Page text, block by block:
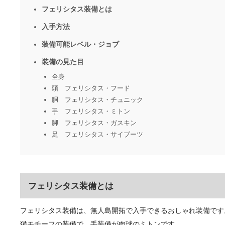
フェリシタス装備とは
入手方法
装備可能レベル・ジョブ
装備の見た目
全身
頭 フェリシタス・フード
胴 フェリシタス・チュニック
手 フェリシタス・ミトン
脚 フェリシタス・ガスキン
足 フェリシタス・サイブーツ
フェリシタス装備とは
フェリシタス装備は、無人島開拓で入手できるおしゃれ装備で